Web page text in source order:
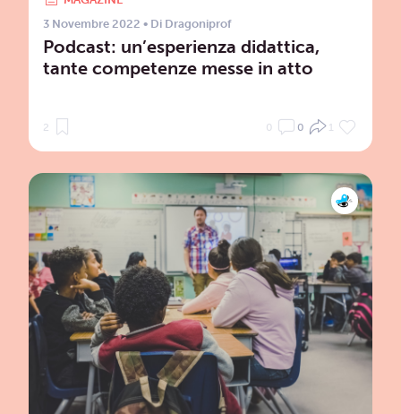
3 Novembre 2022 • Di Dragoniprof
Podcast: un’esperienza didattica,
tante competenze messe in atto
2 0 0 1